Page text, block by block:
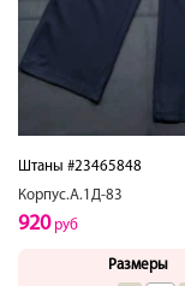
Штаны #23465848
Корпус.А.1Д-83
920руб
Размеры